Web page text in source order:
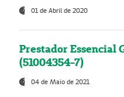
01 de Abril de 2020
Prestador Essencial
(51004354-7)
04 de Maio de 2021